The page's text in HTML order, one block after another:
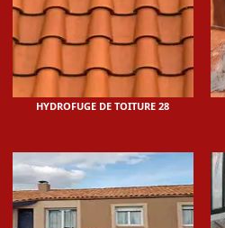
HYDROFUGE DE TOITURE 28